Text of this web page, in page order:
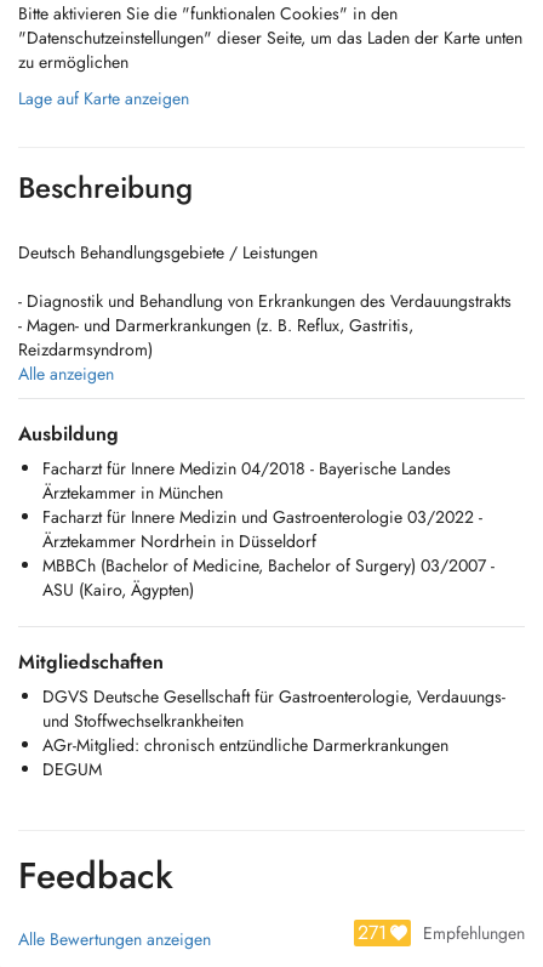
Bitte aktivieren Sie die "funktionalen Cookies" in den
"Datenschutzeinstellungen" dieser Seite, um das Laden der Karte unten
zu ermöglichen
Lage auf Karte anzeigen
Beschreibung
Deutsch Behandlungsgebiete / Leistungen
- Diagnostik und Behandlung von Erkrankungen des Verdauungstrakts
- Magen- und Darmerkrankungen (z. B. Reflux, Gastritis,
Reizdarmsyndrom)
- Leber-, Gallenblasen- und Bauchspeicheldrüsenerkrankungen
- Vorsorgeuntersuchungen (z. B. Darmkrebsvorsorge)
- Abklärung von Bauchschmerzen, Blähungen und
Verdauungsstörungen
- Behandlung von chronisch-entzündlichen Darmerkrankungen (Morbus
Crohn, Colitis ulcerosa)
- Ernährungsmedizinische Beratung bei Verdauungserkrankungen
Français Domaines de traitement / Prestations
lintestin irritable)
- Maladies du foie, de la vésicule biliaire et du pancréas
- Examens de prévention (notamment dépistage du cancer colorectal)
- Bilan des douleurs abdominales et des troubles digestifs
- Prise en charge des maladies inflammatoires chroniques de lintestin
English Areas of Treatment / Services
- Stomach and intestinal disorders (e.g. reflux, gastritis, irritable bowel
Alle anzeigen
Ausbildung
Facharzt für Innere Medizin 04/2018 - Bayerische Landes
Ärztekammer in München
Facharzt für Innere Medizin und Gastroenterologie 03/2022 -
Ärztekammer Nordrhein in Düsseldorf
MBBCh (Bachelor of Medicine, Bachelor of Surgery) 03/2007 -
ASU (Kairo, Ägypten)
Mitgliedschaften
DGVS Deutsche Gesellschaft für Gastroenterologie, Verdauungs-
und Stoffwechselkrankheiten
AGr-Mitglied: chronisch entzündliche Darmerkrankungen
DEGUM
Feedback
Alle Bewertungen anzeigen 271 Empfehlungen